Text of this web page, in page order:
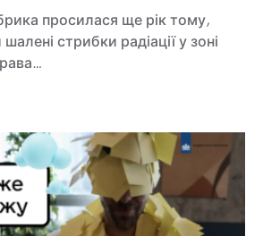
просилася ще рік тому,
стрибки радіації у зоні